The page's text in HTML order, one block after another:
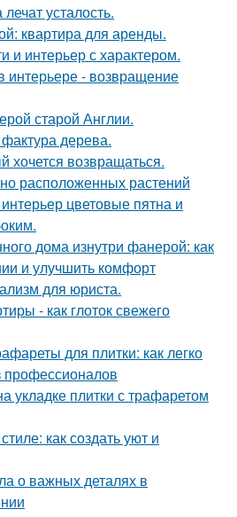
усталость.
квартира для аренды.
и интерьер с характером.
интерьере - возвращение
старой Англии.
дерева.
хочется возвращаться.
расположенных растений
цветовые пятна и
дома изнутри фанерой: как
и улучшить комфорт
для юриста.
- как глоток свежего
для плитки: как легко
профессионалов
укладке плитки с трафаретом
как создать уют и
о важных деталях в